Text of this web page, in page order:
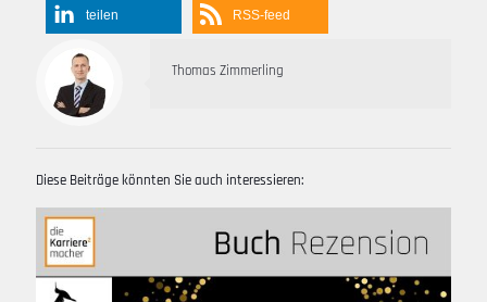
teilen RSS-feed
Thomas Zimmerling
Diese Beiträge könnten Sie auch interessieren: